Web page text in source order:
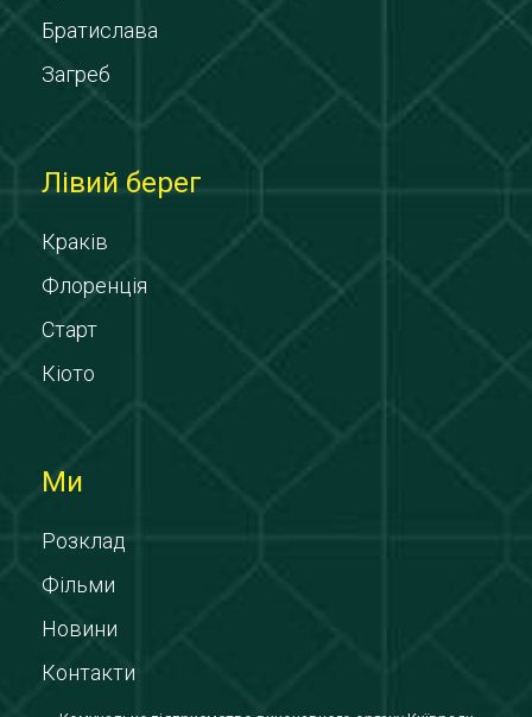
Братислава
Загреб
Лівий берег
Краків
Флоренція
Старт
Кіото
Ми
Розклад
Фільми
Новини
Контакти